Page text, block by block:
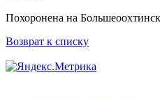
Похоронена на
Возврат к списку